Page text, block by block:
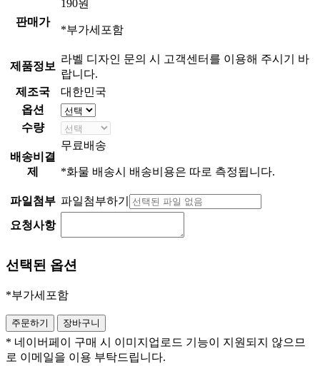
판매가
190원
*부가세포함
제품정보
라벨 디자인 문의 시 고객센터를 이용해 주시기 바
랍니다.
제조국
대한민국
옵션
수량
배송비결
제
무료배송
*화물 배송시 배송비용은 따로 측정됩니다.
파일첨부 파일첨부하기
요청사항
선택된 옵션
*부가세포함
* 네이버페이 구매 시 이미지업로드 기능이 지원되지 않으므
로 이메일을 이용 부탁드립니다.